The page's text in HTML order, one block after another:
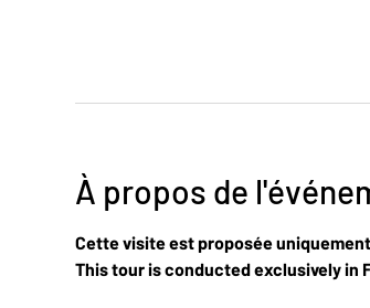
À propos de
Cette visite est proposée
This tour is conducted exclusively in